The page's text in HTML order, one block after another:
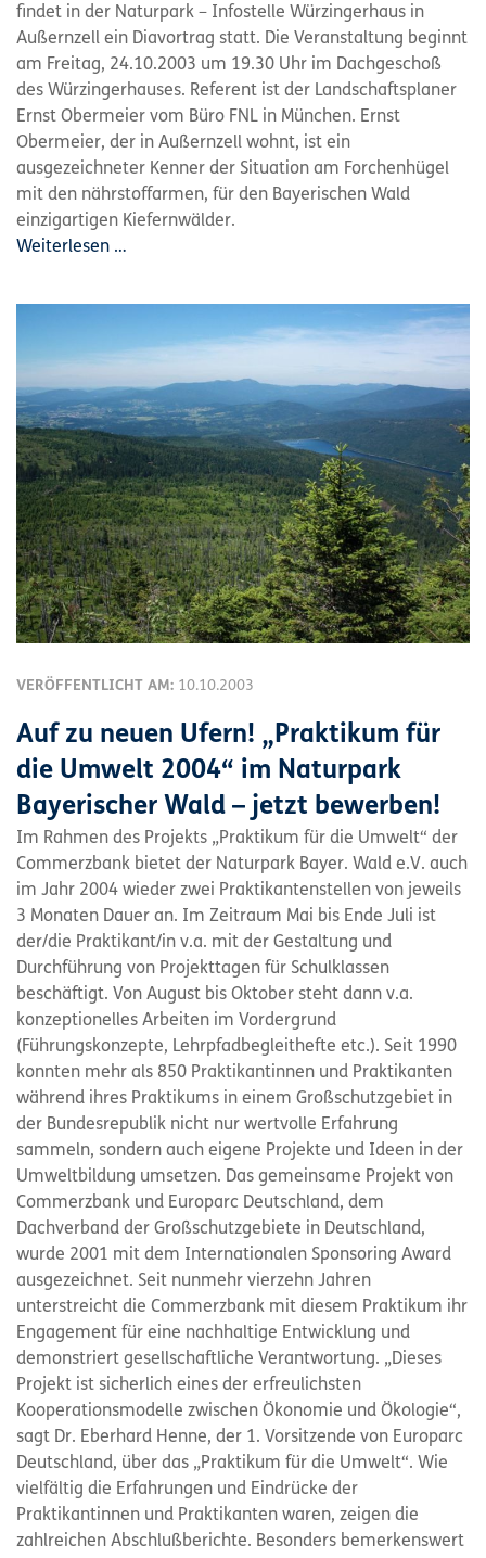
findet in der Naturpark – Infostelle Würzingerhaus in
Außernzell ein Diavortrag statt. Die Veranstaltung beginnt
am Freitag, 24.10.2003 um 19.30 Uhr im Dachgeschoß
des Würzingerhauses. Referent ist der Landschaftsplaner
Ernst Obermeier vom Büro FNL in München. Ernst
Obermeier, der in Außernzell wohnt, ist ein
ausgezeichneter Kenner der Situation am Forchenhügel
mit den nährstoffarmen, für den Bayerischen Wald
einzigartigen Kiefernwälder.
Weiterlesen …
VERÖFFENTLICHT AM: 10.10.2003
Auf zu neuen Ufern! „Praktikum für
die Umwelt 2004“ im Naturpark
Bayerischer Wald – jetzt bewerben!
Im Rahmen des Projekts „Praktikum für die Umwelt“ der
Commerzbank bietet der Naturpark Bayer. Wald e.V. auch
im Jahr 2004 wieder zwei Praktikantenstellen von jeweils
3 Monaten Dauer an. Im Zeitraum Mai bis Ende Juli ist
der/die Praktikant/in v.a. mit der Gestaltung und
Durchführung von Projekttagen für Schulklassen
beschäftigt. Von August bis Oktober steht dann v.a.
konzeptionelles Arbeiten im Vordergrund
(Führungskonzepte, Lehrpfadbegleithefte etc.). Seit 1990
konnten mehr als 850 Praktikantinnen und Praktikanten
während ihres Praktikums in einem Großschutzgebiet in
der Bundesrepublik nicht nur wertvolle Erfahrung
sammeln, sondern auch eigene Projekte und Ideen in der
Umweltbildung umsetzen. Das gemeinsame Projekt von
Commerzbank und Europarc Deutschland, dem
Dachverband der Großschutzgebiete in Deutschland,
wurde 2001 mit dem Internationalen Sponsoring Award
ausgezeichnet. Seit nunmehr vierzehn Jahren
unterstreicht die Commerzbank mit diesem Praktikum ihr
Engagement für eine nachhaltige Entwicklung und
demonstriert gesellschaftliche Verantwortung. „Dieses
Projekt ist sicherlich eines der erfreulichsten
Kooperationsmodelle zwischen Ökonomie und Ökologie“,
sagt Dr. Eberhard Henne, der 1. Vorsitzende von Europarc
Deutschland, über das „Praktikum für die Umwelt“. Wie
vielfältig die Erfahrungen und Eindrücke der
Praktikantinnen und Praktikanten waren, zeigen die
zahlreichen Abschlußberichte. Besonders bemerkenswert